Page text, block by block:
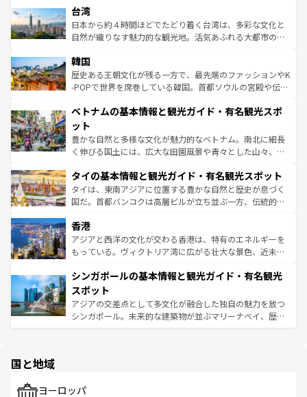
人々、おいしいローカルフードやハワイアンミュージッ
ク、伝統的なフラダンスなど、すべてがハワイの魅力を彩
っている。訪れるたびに新しい発見と感動が待っているハ
はコンテンツ一覧
リアリーフや大陸中央部にそびえるウルル（エアーズロッ
ク）、タスマニアの美しい原生林やケアンズの熱帯雨林な
ど、見どころがたくさん。また、カフェやワイン、オージ
いる。アクティビティも充実しており、サーフィンやダイ
ビング、ハイキングなど、アウトドア好きにはたまらな
い。オーストラリアの多彩な魅力を存分に味わいつくそ
参照してほしい。
台湾
日本から約４時間ほどでたどり着く台湾は、多彩な文化と
自然が織りなす魅力的な観光地。活気あふれる大都市の台
ン）、静ひつな山岳地帯である台湾東部など、都市の喧騒
と山間の静けさが共存しており、訪れる人に新しい発見と
驚きをもたらしてくれる。また、奥深い台湾の食文化も魅
容にもいいと評判のスイーツなど、バラエティ豊かな料理
照してほしい。
韓国
歴史ある王朝文化が残る一方で、最先端のファッションやK
-POPで世界を席巻している韓国。首都ソウルの宮殿や伝統
き、地方に足を延ばせば四季折々の自然美を楽しむことが
できる。そして、キムチや焼肉、絶品のストリートフード
まで、さまざまな韓国料理が待っている。夜には、韓国な
らではのナイトライフも堪能できる。あたたかいホスピタ
わってみてほしい。 なお、新着の韓国情報はコンテンツ一
覧 を参照してほしい。
ベトナムの基本情報と観光ガイド・有名観光スポ
ット
豊かな自然と多様な文化が魅力的なベトナム。南北に細長
く伸びる国土には、広大な田園風景や青々とした山々、世
急速な発展と共に伝統が息づく。ハノイの古い町並みやホ
ーチミン市のフランス統治時代の建物も、独特の雰囲気を
醸し出している。また、バラエティの豊かさとおいしさで
とつ。フォーやバインミー、ベトナムコーヒーなどは、ぜ
ひ現地で味わいたい。どの地域を訪れてもあたたかい人々
が旅行者を迎えてくれるので、きっと忘れられない旅にな
参照してほしい。
タイの基本情報と観光ガイド・有名観光スポット
タイは、東南アジアに位置する豊かな自然と歴史が息づく
国だ。首都バンコクは高層ビルが立ち並ぶ一方、伝統的な
の活気が交差している。北部ではチェンマイなどの山岳地
帯で自然と触れ合い、南部ではプーケットやクラビの美し
いビーチでリゾート気分を楽しむことができる。タイ料理
激する。気候は一年中温暖で、どの季節にも異なる楽しみ
が待っている。親しみやすいタイの人々、仏教を中心とし
た文化、そして多様な観光資源が、訪れる旅人を魅了し続
ける。 なお、新着のタイ情報はコンテンツ一覧を参照して
香港
アジアと西洋の文化が交わる香港は、特有のエネルギーを
もっている。ヴィクトリア湾に広がる壮大な景色、近未来
み、どこを訪れても感動するはず。観光スポットが密集し
ており、効率よく見どころを回れるのも魅力。息をのむよ
うな絶景から文化的な体験まで、香港を存分に楽しみ尽く
そう。 なお、新着の香港情報はコンテンツ一覧を参照して
シンガポールの基本情報と観光ガイド・有名観光
スポット
アジアの交差点として多文化が融合した独自の魅力を放つ
シンガポール。未来的な建築物が並ぶマリーナベイ、歴史
で、ホーカーズは地元の風情を楽しめる外せないスポット
国と地域
ヨーロッパ